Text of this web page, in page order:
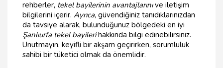
rehberler, tekel bayilerinin avantajlarınıve iletişim
bilgilerini içerir. Ayrıca, güvendiğiniz tanıdıklarınızdan
da tavsiye alarak, bulunduğunuz bölgedeki en iyi
Şanlıurfa tekel bayilerihakkında bilgi edinebilirsiniz.
Unutmayın, keyifli bir akşam geçirirken, sorumluluk
sahibi bir tüketici olmak da önemlidir.